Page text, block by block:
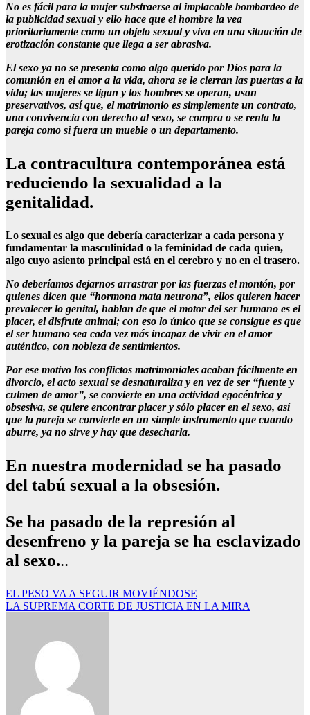
No es fácil para la mujer substraerse al implacable bombardeo de
la publicidad sexual y ello hace que el hombre la vea
prioritariamente como un objeto sexual y viva en una situación de
erotización constante que llega a ser abrasiva.
El sexo ya no se presenta como algo querido por Dios para la
comunión en el amor a la vida, ahora se le cierran las puertas a la
vida; las mujeres se ligan y los hombres se operan, usan
preservativos, así que, el matrimonio es simplemente un contrato,
una convivencia con derecho al sexo, se compra o se renta la
pareja como si fuera un mueble o un departamento.
La contracultura contemporánea está
reduciendo la sexualidad a la
genitalidad.
Lo sexual es algo que debería caracterizar a cada persona y
fundamentar la masculinidad o la feminidad de cada quien,
algo cuyo asiento principal está en el cerebro y no en el trasero.
No deberíamos dejarnos arrastrar por las fuerzas el montón, por
quienes dicen que “hormona mata neurona”, ellos quieren hacer
prevalecer lo genital, hablan de que el motor del ser humano es el
placer, el disfrute animal; con eso lo único que se consigue es que
el ser humano sea cada vez más incapaz de vivir en el amor
auténtico, con nobleza de sentimientos.
Por ese motivo los conflictos matrimoniales acaban fácilmente en
divorcio, el acto sexual se desnaturaliza y en vez de ser “fuente y
culmen de amor”, se convierte en una actividad egocéntrica y
obsesiva, se quiere encontrar placer y sólo placer en el sexo, así
que la pareja se convierte en un simple instrumento que cuando
aburre, ya no sirve y hay que desecharla.
En nuestra modernidad se ha pasado
del tabú sexual a la obsesión.
Se ha pasado de la represión al
desenfreno y la pareja se ha esclavizado
al sexo...
Navegación
de
EL PESO VA A SEGUIR MOVIÉNDOSE
LA SUPREMA CORTE DE JUSTICIA EN LA MIRA